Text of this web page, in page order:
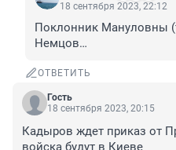
18 сентября 2023, 22:12
Поклонник Мануловны
Немцов…
ОТВЕТИТЬ
Гость
18 сентября 2023, 20:15
Кадыров ждет приказ от
войска будут в Киеве